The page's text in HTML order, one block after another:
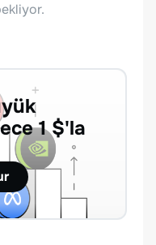
1 $'la